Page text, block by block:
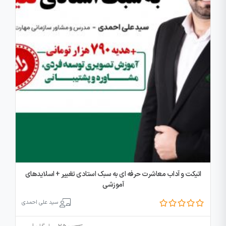
اتیکت و آداب معاشرت حرفه ای به سبک استادی تغییر + اسلایدهای
آموزشی
سید علی احمدی